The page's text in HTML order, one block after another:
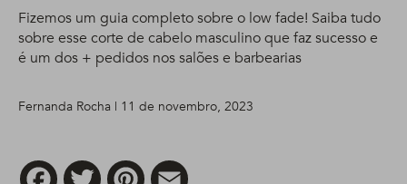
Fizemos um guia completo sobre o low fade! Saiba tudo
sobre esse corte de cabelo masculino que faz sucesso e
é um dos + pedidos nos salões e barbearias
Fernanda Rocha | 11 de novembro, 2023
FacebookTwitter Pinterest